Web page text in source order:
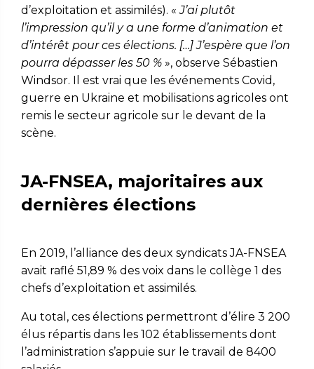
d’exploitation et assimilés). «J’ai plutôt
l’impression qu’il y a une forme d’animation et
d’intérêt pour ces élections. […] J’espère que l’on
pourra dépasser les 50 % », observe Sébastien
Windsor. Il est vrai que les événements Covid,
guerre en Ukraine et mobilisations agricoles ont
remis le secteur agricole sur le devant de la
scène.
JA-FNSEA, majoritaires aux
dernières élections
En 2019, l’alliance des deux syndicats JA-FNSEA
avait raflé 51,89 % des voix dans le collège 1 des
chefs d’exploitation et assimilés.
Au total, ces élections permettront d’élire 3 200
élus répartis dans les 102 établissements dont
l’administration s’appuie sur le travail de 8400